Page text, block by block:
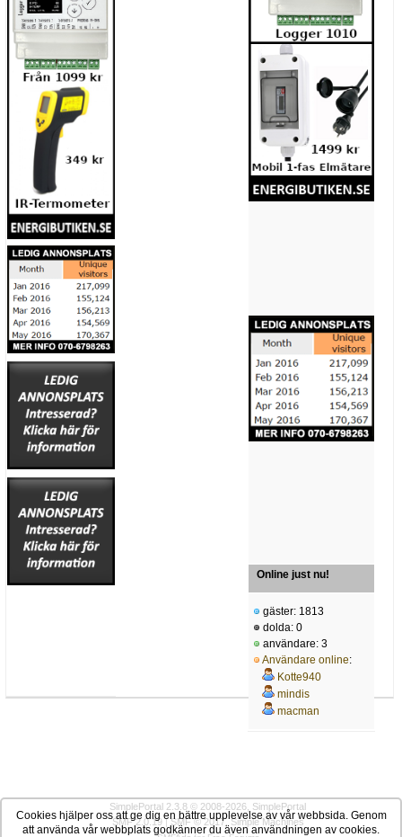
Online just nu!
gäster: 1813
dolda: 0
användare: 3
Användare online:
Kotte940
mindis
macman
SimplePortal 2.3.8 © 2008-2026, SimplePortal
SMF 2.0.19|SMF © 2017,Simple Machines
Cookies hjälper oss att ge dig en bättre upplevelse av vår webbsida. Genom
att använda vår webbplats godkänner du även användningen av cookies.